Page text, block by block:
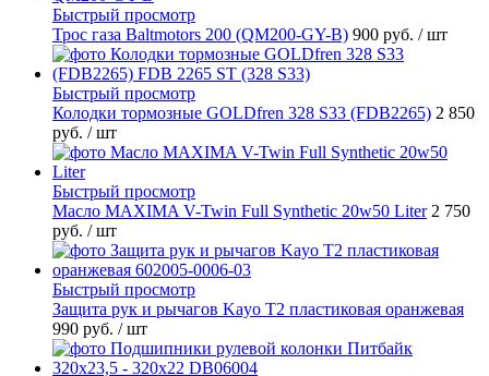
Быстрый просмотр
Трос газа Baltmotors 200 (QM200-GY-B) 900 руб. / шт
Быстрый просмотр
Колодки тормозные GOLDfren 328 S33 (FDB2265) 2 850
руб. / шт
Быстрый просмотр
Масло MAXIMA V-Twin Full Synthetic 20w50 Liter 2 750
руб. / шт
Быстрый просмотр
Защита рук и рычагов Kayo T2 пластиковая оранжевая
990 руб. / шт